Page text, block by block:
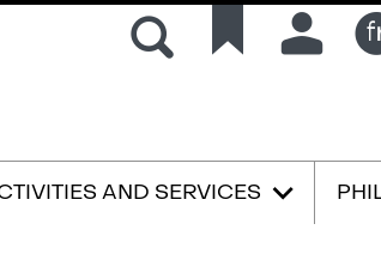
Search Quick
AND SERVICES